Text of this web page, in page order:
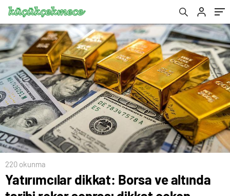
220 okunma
Yatırımcılar dikkat: Borsa ve altında